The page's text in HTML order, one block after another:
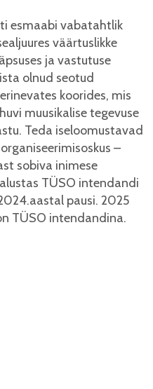
esmaabi vabatahtlik
väärtuslikke
ja vastutuse
olnud seotud
koorides, mis
muusikalise tegevuse
Teda iseloomustavad
–
sobiva inimese
TÜSO intendandi
pausi. 2025
TÜSO intendandina.